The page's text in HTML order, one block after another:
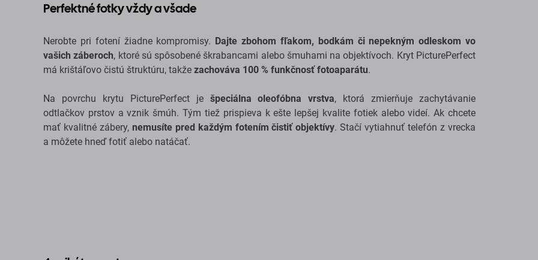
Perfektné fotky vždy a všade
Nerobte pri fotení žiadne kompromisy. Dajte zbohom fľakom, bodkám či nepekným odleskom vo
vašich záberoch, ktoré sú spôsobené škrabancami alebo šmuhami na objektívoch. Kryt PicturePerfect
má krištáľovo čistú štruktúru, takže zachováva 100 % funkčnosť fotoaparátu.
Na povrchu krytu PicturePerfect je špeciálna oleofóbna vrstva, ktorá zmierňuje zachytávanie
odtlačkov prstov a vznik šmúh. Tým tiež prispieva k ešte lepšej kvalite fotiek alebo videí. Ak chcete
mať kvalitné zábery, nemusíte pred každým fotením čistiť objektívy. Stačí vytiahnuť telefón z vrecka
a môžete hneď fotiť alebo natáčať.